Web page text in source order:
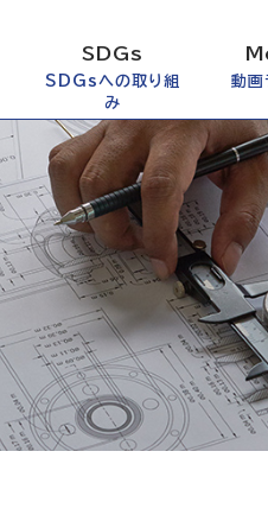
SDGs
SDGsへの取り組
み
動画